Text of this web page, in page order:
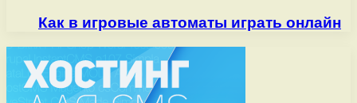
Как в игровые автоматы играть онлайн